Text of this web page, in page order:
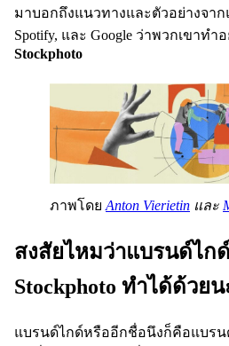
มาบอกถึงแนวทางและตัวอย่างจาก
Spotify, และ Google ว่าพวกเขาทำ
Stockphoto
ภาพโดย Anton Vierietin และ
สงสัยไหมว่าแบรนด์ไก
Stockphoto ทำได้ด้วยน
แบรนด์ไกด์หรืออีกชื่อนึงก็คือแบรน